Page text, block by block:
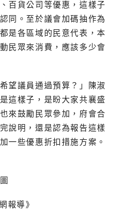
百貨公司等優惠，這樣子
同。至於議會加碼抽作為
是各區域的民意代表，本
民眾來消費，應該多少會
望議員通過預算？」陳淑
這樣子，是盼大家共襄盛
來鼓勵民眾參加，府會合
說明，還是認為報告這樣
一些優惠折扣措施方案。
報導》